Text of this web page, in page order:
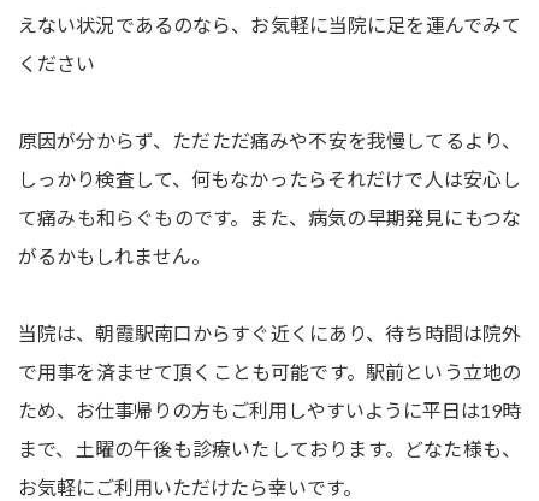
えない状況であるのなら、お気軽に当院に足を運んでみて
ください
原因が分からず、ただただ痛みや不安を我慢してるより、
しっかり検査して、何もなかったらそれだけで人は安心し
て痛みも和らぐものです。また、病気の早期発見にもつな
がるかもしれません。
当院は、朝霞駅南口からすぐ近くにあり、待ち時間は院外
で用事を済ませて頂くことも可能です。駅前という立地の
ため、お仕事帰りの方もご利用しやすいように平日は19時
まで、土曜の午後も診療いたしております。どなた様も、
お気軽にご利用いただけたら幸いです。